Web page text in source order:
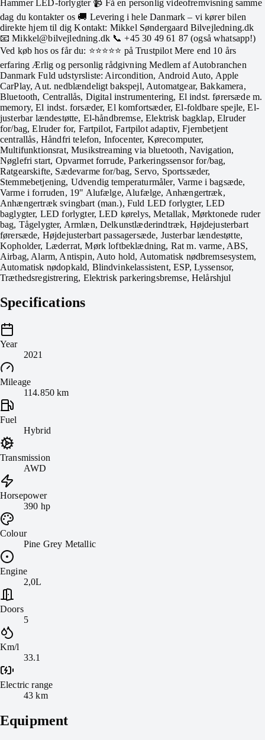
Hammer LED-forlygter 📹 Få en personlig videofremvisning samme
dag du kontakter os 🚚 Levering i hele Danmark – vi kører bilen
direkte hjem til dig Kontakt: Mikkel Søndergaard Bilvejledning.dk
📧 Mikkel@bilvejledning.dk 📞 +45 30 49 61 87 (også whatsapp!)
Ved køb hos os får du: ⭐⭐⭐⭐⭐ på Trustpilot Mere end 10 års
erfaring Ærlig og personlig rådgivning Medlem af Autobranchen
Danmark Fuld udstyrsliste: Aircondition, Android Auto, Apple
CarPlay, Aut. nedblændeligt bakspejl, Automatgear, Bakkamera,
Bluetooth, Centrallås, Digital instrumentering, El indst. førersæde m.
memory, El indst. forsæder, El komfortsæder, El-foldbare spejle, El-
justerbar lændestøtte, El-håndbremse, Elektrisk bagklap, Elruder
for/bag, Elruder for, Fartpilot, Fartpilot adaptiv, Fjernbetjent
centrallås, Håndfri telefon, Infocenter, Kørecomputer,
Multifunktionsrat, Musikstreaming via bluetooth, Navigation,
Nøglefri start, Opvarmet forrude, Parkeringssensor for/bag,
Ratgearskifte, Sædevarme for/bag, Servo, Sportssæder,
Stemmebetjening, Udvendig temperaturmåler, Varme i bagsæde,
Varme i forruden, 19" Alufælge, Alufælge, Anhængertræk,
Anhængertræk svingbart (man.), Fuld LED forlygter, LED
baglygter, LED forlygter, LED kørelys, Metallak, Mørktonede ruder
bag, Tågelygter, Armlæn, Delkunstlæderindtræk, Højdejusterbart
førersæde, Højdejusterbart passagersæde, Justerbar lændestøtte,
Kopholder, Læderrat, Mørk loftbeklædning, Rat m. varme, ABS,
Airbag, Alarm, Antispin, Auto hold, Automatisk nødbremsesystem,
Automatisk nødopkald, Blindvinkelassistent, ESP, Lyssensor,
Træthedsregistrering, Elektrisk parkeringsbremse, Helårshjul
Specifications
Year
2021
Mileage
114.850 km
Fuel
Hybrid
Transmission
AWD
Horsepower
390 hp
Colour
Pine Grey Metallic
Engine
2,0L
Doors
5
Km/l
33.1
Electric range
43 km
Equipment